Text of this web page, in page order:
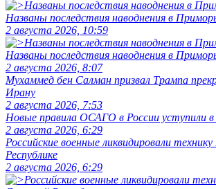
Названы последствия наводнения в
2 августа 2026, 10:59
Названы последствия наводнения в
2 августа 2026, 8:07
Мухаммед бен Салман призвал Трампа
Ирану
2 августа 2026, 7:53
Новые правила ОСАГО в России уступили в
2 августа 2026, 6:29
Российские военные ликвидировали
Республике
2 августа 2026, 6:29